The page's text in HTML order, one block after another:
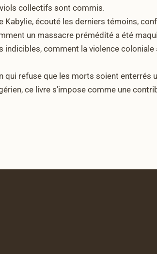
collectifs sont commis.
Kabylie, écouté les derniers témoins,
un massacre prémédité a été
comment la violence
refuse que les morts soient enterrés
ce livre s’impose comme une